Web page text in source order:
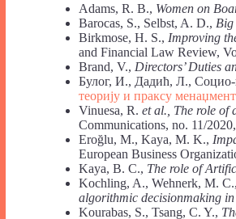
Adams, R. B., Women on
Barocas, S., Selbst, A. D., Big
Birkmose, H. S., Improving
and Financial Law Review,
Brand, V., Directors’ Duties
Булог, И., Дадић, Л.,
теорију и праксу
Vinuesa, R. et al., The role of
Communications, no. 11/
Eroğlu, M., Kaya, M. K.,
European Business
Kaya, B. C., The role of
Kochling, A., Wehnerk, M. C.,
algorithmic decisionmaking
Kourabas, S., Tsang, C. Y.,